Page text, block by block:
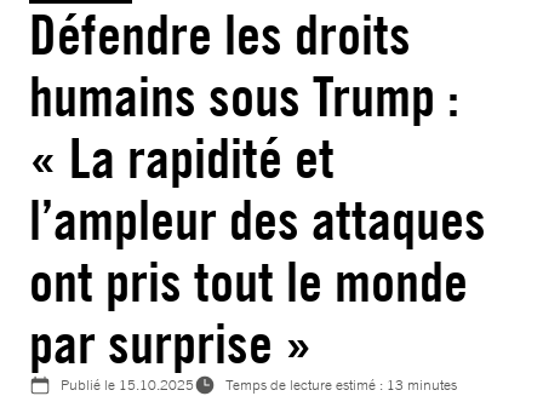
Défendre les droits
humains sous Trump :
« La rapidité et
l’ampleur des attaques
ont pris tout le monde
par surprise »
Publié le 15.10.2025
Temps de lecture estimé : 13 minutes